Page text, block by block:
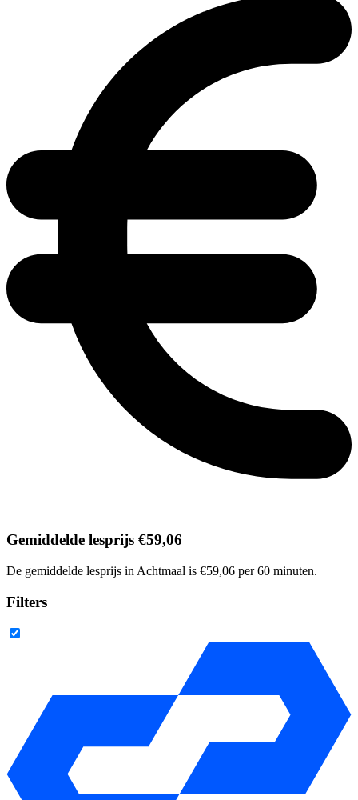
Gemiddelde lesprijs €59,06
De gemiddelde lesprijs in Achtmaal is €59,06 per 60 minuten.
Filters